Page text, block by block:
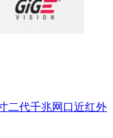
二代千兆网口近红外